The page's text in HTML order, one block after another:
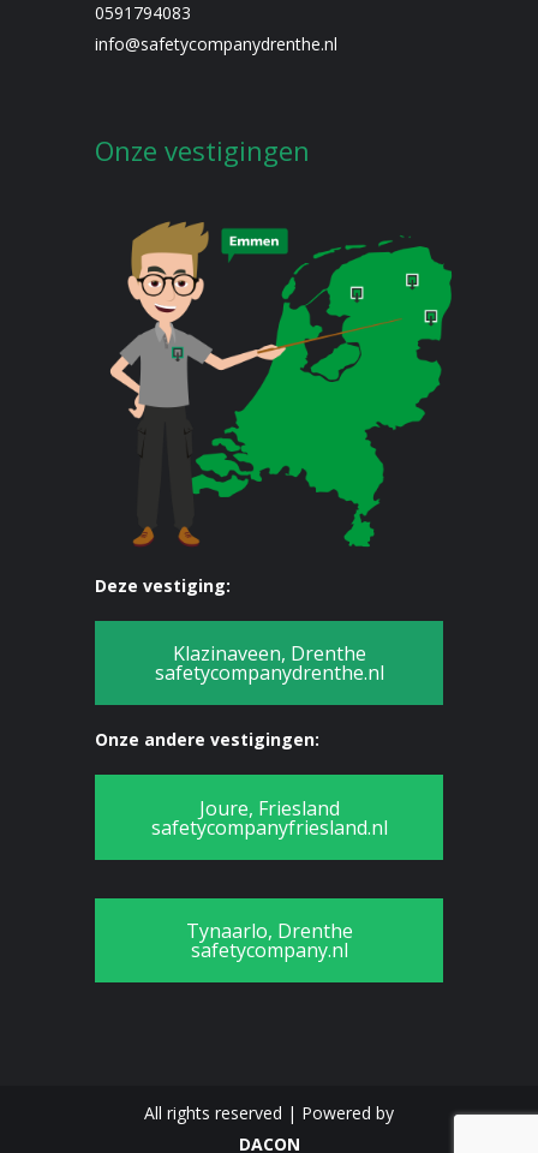
0591794083
info@safetycompanydrenthe.nl
Onze vestigingen
Deze vestiging:
Klazinaveen, Drenthe
safetycompanydrenthe.nl
Onze andere vestigingen:
Joure, Friesland
safetycompanyfriesland.nl
Tynaarlo, Drenthe
safetycompany.nl
All rights reserved | Powered by
DACON